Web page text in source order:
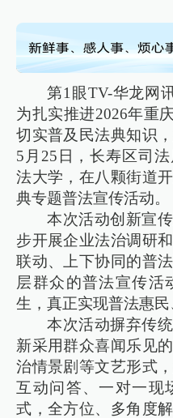
第1眼TV-华龙网
为扎实推进2026年重
切实普及民法典知识
5月25日，长寿区司
法大学，在八颗街道
典专题普法宣传活动。
本次活动创新宣
步开展企业法治调研
联动、上下协同的普
层群众的普法宣传活
生，真正实现普法惠民
本次活动摒弃传
新采用群众喜闻乐见
治情景剧等文艺形式
互动问答、一对一现
式，全方位、多角度